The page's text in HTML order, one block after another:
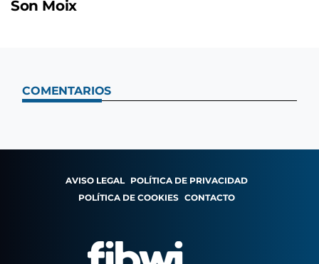
Son Moix
COMENTARIOS
AVISO LEGAL POLÍTICA DE PRIVACIDAD
POLÍTICA DE COOKIES CONTACTO